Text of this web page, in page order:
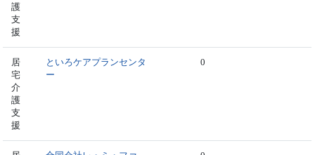
護
支
援
居
宅
介
護
支
援
といろケアプランセンタ
ー
0